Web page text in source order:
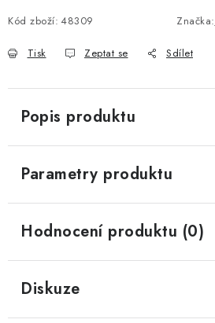
Kód zboží: 48309 Značka:
Tisk Zeptat se Sdílet
Popis produktu
Parametry produktu
Hodnocení produktu (0)
Diskuze